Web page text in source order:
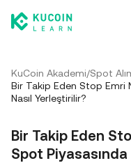
KuCoin Akademi/Spot
Bir Takip Eden Stop Emri
Nasıl Yerleştirilir?
Bir Takip Eden
Spot